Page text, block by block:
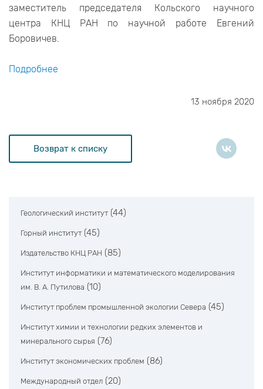
заместитель председателя Кольского научного
центра КНЦ РАН по научной работе Евгений
Боровичев.
Подробнее
13 ноября 2020
Возврат к списку
Геологический институт (44)
Горный институт (45)
Издательство КНЦ РАН (85)
Институт информатики и математического моделирования
им. В. А. Путилова (10)
Институт проблем промышленной экологии Севера (45)
Институт химии и технологии редких элементов и
минерального сырья (76)
Институт экономических проблем (86)
Международный отдел (20)